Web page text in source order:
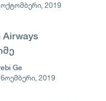
2019
Airways
ფრენებს
Ge
2019